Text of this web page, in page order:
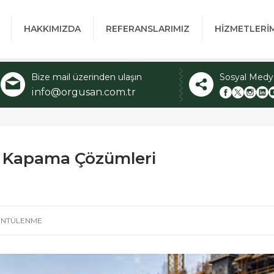
HAKKIMIZDA REFERANSLARIMIZ
Bize mail üzerinden ulaşın
info@orgusan.com.tr
Sosyal
Çözümleri